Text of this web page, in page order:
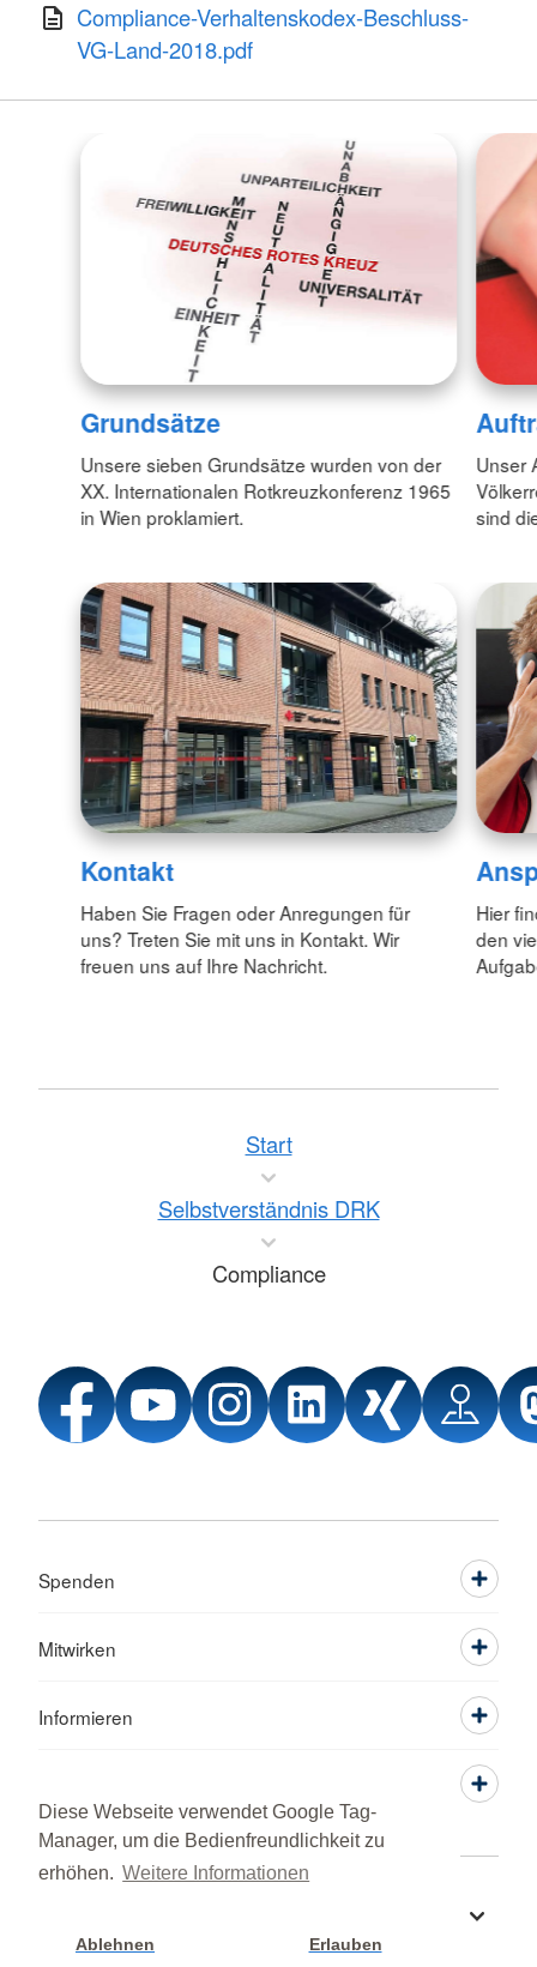
Diese Webseite verwendet Google Tag-
Manager, um die Bedienfreundlichkeit zu
erhöhen. Weitere Informationen
Ablehnen Erlauben
Compliance-Verhaltenskodex-Beschluss-
VG-Land-2018.pdf
Grundsätze
Unsere sieben Grundsätze wurden von der
XX. Internationalen Rotkreuzkonferenz 1965
in Wien proklamiert.
Unser
sind
Kontakt
Haben Sie Fragen oder Anregungen für
uns? Treten Sie mit uns in Kontakt. Wir
freuen uns auf Ihre Nachricht.
Hier
den
Start
Selbstverständnis DRK
Compliance
Spenden
Mitwirken
Informieren